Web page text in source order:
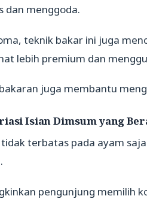
dan menggoda.
teknik bakar ini juga
lebih premium dan
juga membantu
Isian Dimsum yang
terbatas pada ayam
pengunjung memilih